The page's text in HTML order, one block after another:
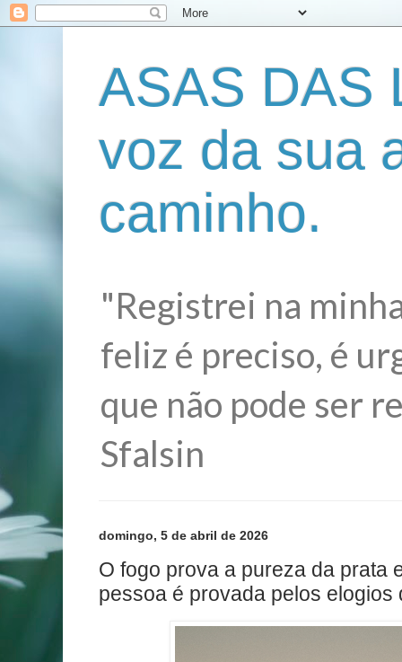
ASAS DAS
voz da sua
caminho.
"Registrei na
feliz é preciso, é
que não pode ser
Sfalsin
domingo, 5 de abril de 2026
O fogo prova a pureza da prata
pessoa é provada pelos elogios